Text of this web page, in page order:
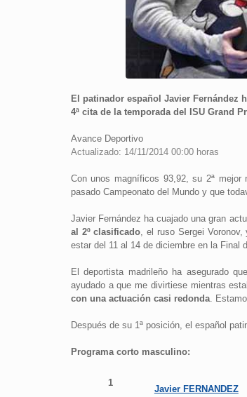
El patinador español Javier Fernández
4ª cita de la temporada del ISU Grand
Avance Deportivo
Actualizado: 14/11/2014 00:00 horas
Con unos magníficos 93,92, su 2ª
pasado Campeonato del Mundo y que
Javier Fernández ha cuajado una gran
al 2º clasificado, el ruso Sergei
estar del 11 al 14 de diciembre en la Final
El deportista madrileño ha asegurado
ayudado a que me divirtiese mientras
con una actuación casi redonda.
Después de su 1ª posición, el español
Programa corto masculino:
1
Javier FERNANDEZ